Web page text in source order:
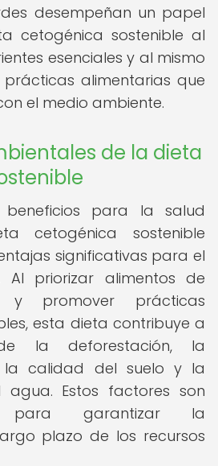
desempeñan un papel
cetogénica sostenible al
esenciales y al mismo
alimentarias que
el medio ambiente.
de la dieta
para la salud
cetogénica sostenible
significativas para el
Al priorizar alimentos de
y promover prácticas
esta dieta contribuye a
la deforestación, la
la calidad del suelo y la
agua. Estos factores son
para garantizar la
plazo de los recursos